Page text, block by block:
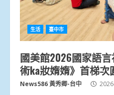
生活 臺中市
國美館2026國家語
術ka妝媠媠》首梯次
News586 黃秀卿-台中